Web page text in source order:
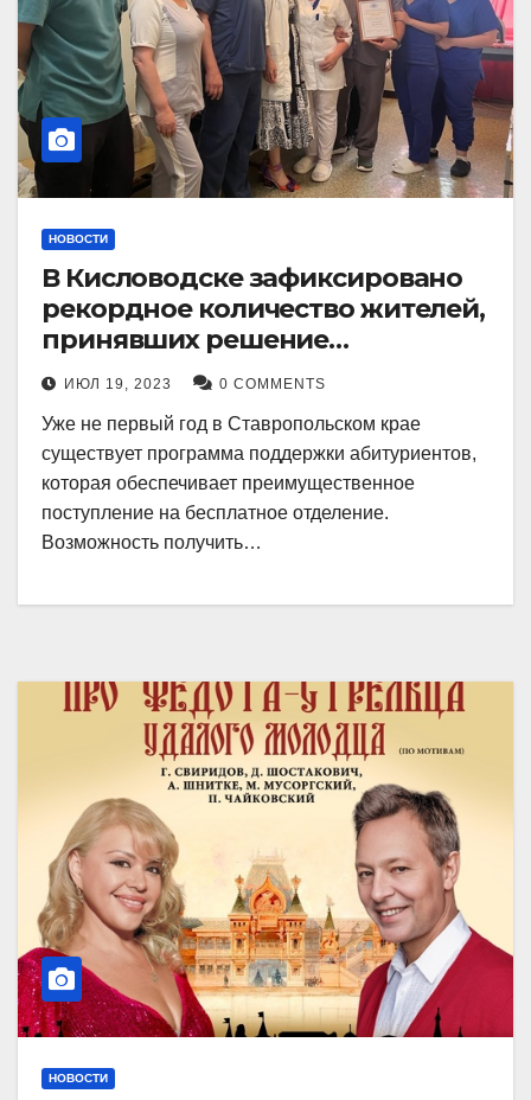
НОВОСТИ
В Кисловодске зафиксировано
рекордное количество жителей,
принявших решение
воспользоваться
установленными мерами, с
целью поступления в
медицинский вуз в районе.
ИЮЛ 19, 2023 0 COMMENTS
Уже не первый год в Ставропольском крае
существует программа поддержки абитуриентов,
которая обеспечивает преимущественное
поступление на бесплатное отделение.
Возможность получить…
НОВОСТИ